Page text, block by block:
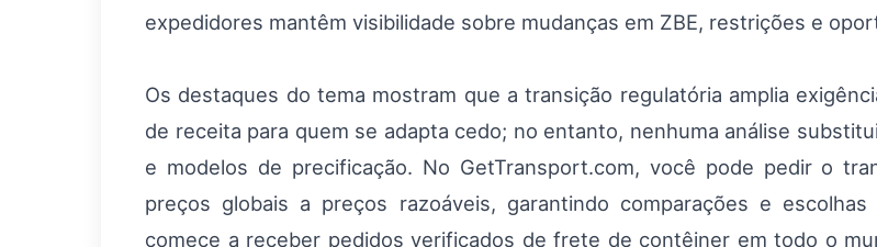
expedidores mantêm visibilidade sobre mudanças em ZBE, restrições e
Os destaques do tema mostram que a transição regulatória amplia
de receita para quem se adapta cedo; no entanto, nenhuma análise
e modelos de precificação. No GetTransport.com, você pode pedir o
preços globais a preços razoáveis, garantindo comparações e
comece a receber pedidos verificados de frete de contêiner em todo o